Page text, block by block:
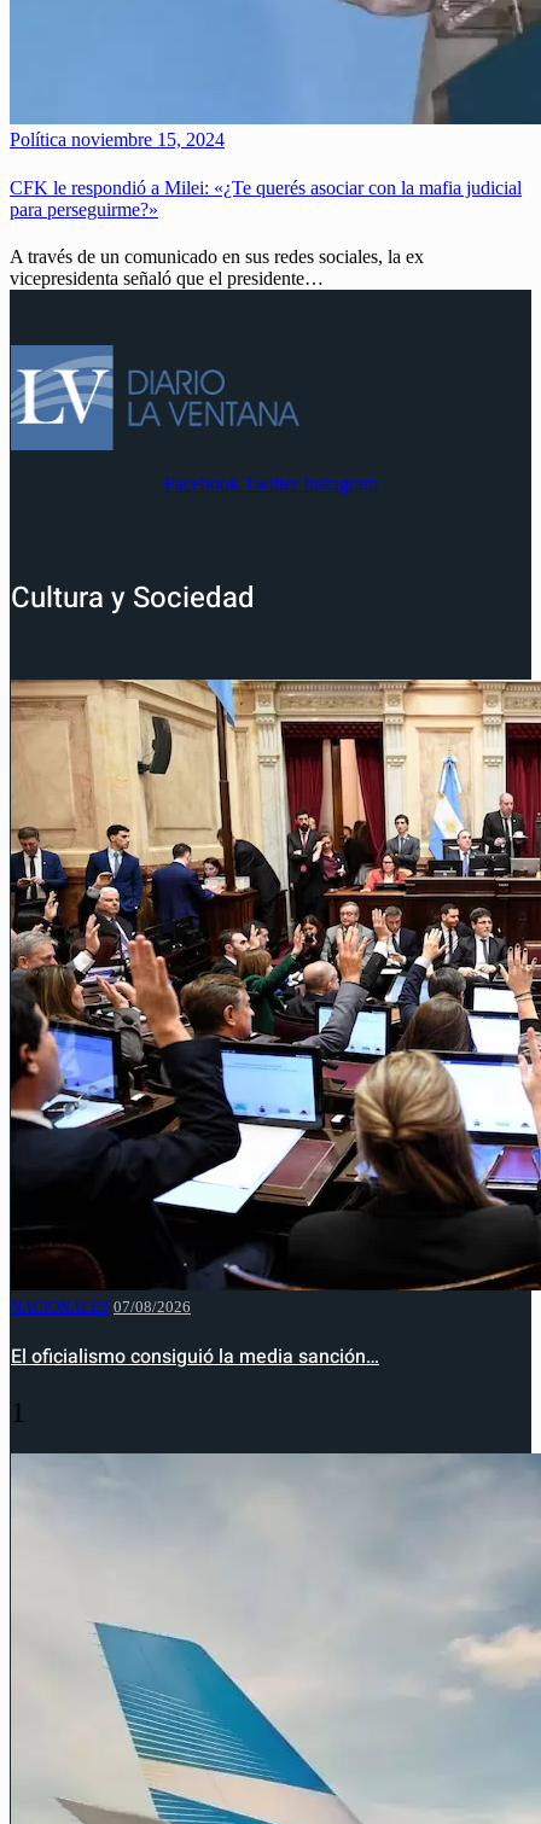
Política noviembre 15, 2024
CFK le respondió a Milei: «¿Te querés asociar con la mafia judicial
para perseguirme?»
A través de un comunicado en sus redes sociales, la ex
vicepresidenta señaló que el presidente…
Facebook Twitter Instagram
Cultura y Sociedad
NACIONALES 07/08/2026
El oficialismo consiguió la media sanción…
1